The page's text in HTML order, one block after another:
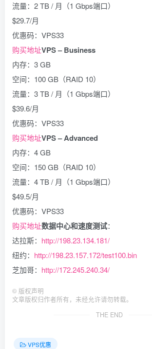
流量：2 TB / 月（1 Gbps端口）
$29.7/月
优惠码：VPS33
购买地址VPS – Business
内存：3 GB
空间：100 GB（RAID 10）
流量：3 TB / 月（1 Gbps端口）
$39.6/月
优惠码：VPS33
购买地址VPS – Advanced
内存：4 GB
空间：150 GB（RAID 10）
流量：4 TB / 月（1 Gbps端口）
$49.5/月
优惠码：VPS33
购买地址数据中心和速度测试：
达拉斯： http://198.23.134.181/
纽约： http://198.23.157.172/test100.bin
芝加哥： http://172.245.240.34/
© 版权声明
文章版权归作者所有，未经允许请勿转载。
THE END
VPS优惠